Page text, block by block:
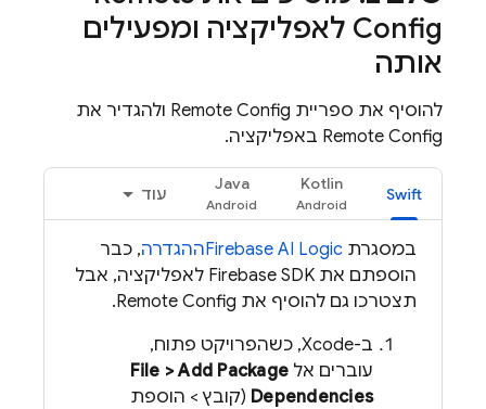
Config לאפליקציה ומפעילים
אותה
להוסיף את ספריית Remote Config ולהגדיר את
Remote Config באפליקציה.
Swift
Kotlin
Java
עוד
במסגרת Firebase AI Logicההגדרה, כבר
הוספתם את Firebase SDK לאפליקציה, אבל
תצטרכו גם להוסיף את Remote Config
.
ב-Xcode, כשהפרויקט פתוח,
עוברים אל File > Add Package
Dependencies (קובץ > הוספת